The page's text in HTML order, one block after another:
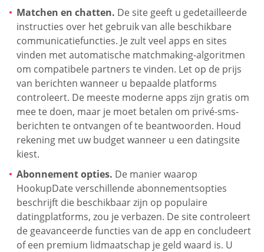
Matchen en chatten. De site geeft u gedetailleerde
instructies over het gebruik van alle beschikbare
communicatiefuncties. Je zult veel apps en sites
vinden met automatische matchmaking-algoritmen
om compatibele partners te vinden. Let op de prijs
van berichten wanneer u bepaalde platforms
controleert. De meeste moderne apps zijn gratis om
mee te doen, maar je moet betalen om privé-sms-
berichten te ontvangen of te beantwoorden. Houd
rekening met uw budget wanneer u een datingsite
kiest.
Abonnement opties. De manier waarop
HookupDate verschillende abonnementsopties
beschrijft die beschikbaar zijn op populaire
datingplatforms, zou je verbazen. De site controleert
de geavanceerde functies van de app en concludeert
of een premium lidmaatschap je geld waard is. U